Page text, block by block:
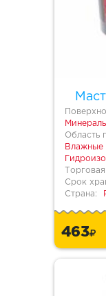
Область
Влажные
Срок
Страна:
463